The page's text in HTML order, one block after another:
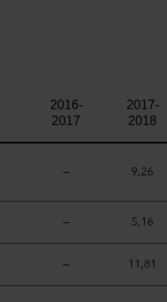
2016-
2017
2017-
2018
— 9,26
— 5,16
— 11,81